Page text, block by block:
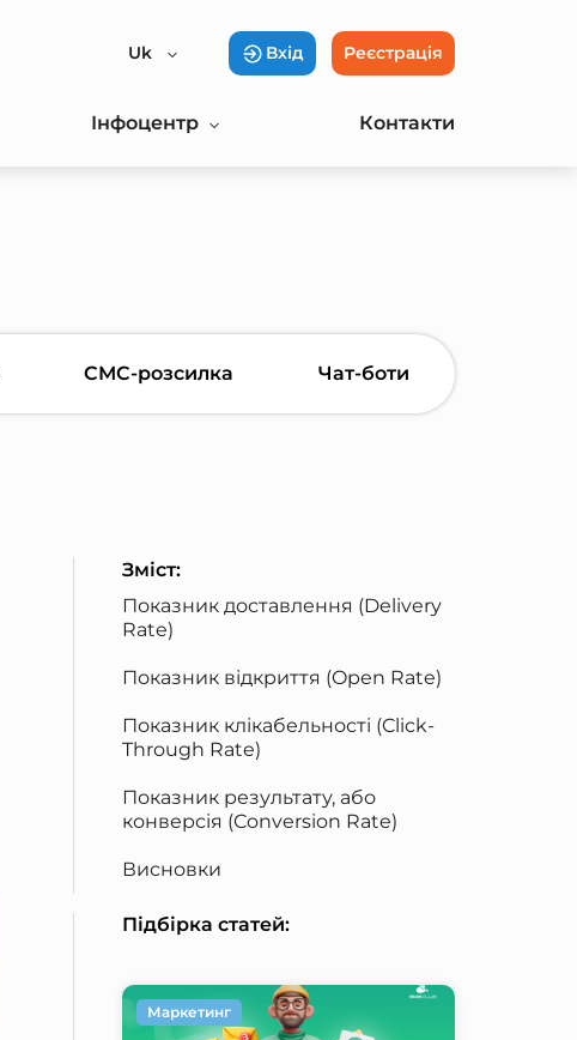
Uk Вхід Реєстрація
Інфоцентр Контакти
СМС-розсилка Чат-боти
Зміст:
Показник доставлення (Delivery
Rate)
Показник відкриття (Open Rate)
Показник клікабельності (Click-
Through Rate)
Показник результату, або
конверсія (Conversion Rate)
Висновки
Підбірка статей:
Маркетинг